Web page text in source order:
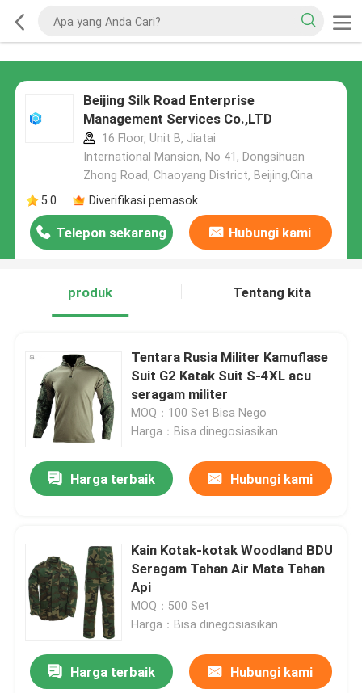
Beijing Silk Road Enterprise
Management Services Co.,LTD
16 Floor, Unit B, Jiatai
International Mansion, No 41, Dongsihuan
Zhong Road, Chaoyang District, Beijing,Cina
5.0
Diverifikasi pemasok
Telepon sekarang Hubungi kami
produk Tentang kita
Tentara Rusia Militer Kamuflase
Suit G2 Katak Suit S-4XL acu
seragam militer
MOQ：100 Set Bisa Nego
Harga：Bisa dinegosiasikan
Harga terbaik Hubungi kami
Kain Kotak-kotak Woodland BDU
Seragam Tahan Air Mata Tahan
Api
MOQ：500 Set
Harga：Bisa dinegosiasikan
Harga terbaik Hubungi kami